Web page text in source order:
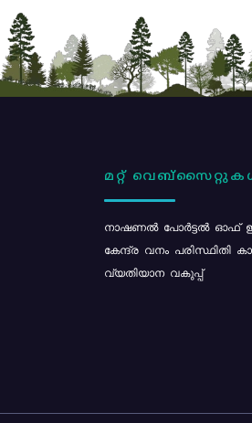
മറ്റ്
നാഷണൽ പോർട്ടൽ ഓഫ്
കേന്ദ്ര വനം പരിസ്ഥിതി
വ്യതിയാന വകുപ്പ്